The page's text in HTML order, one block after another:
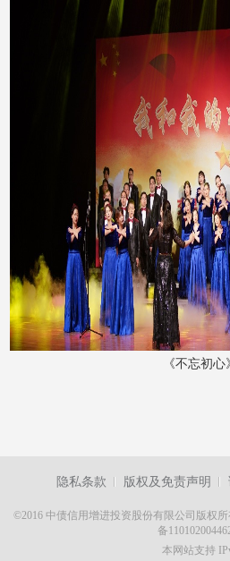
《不忘初心
隐私条款 版权及免责声明
©2016 中债信用增进投资股份有限公司版权所
备
本网站支持